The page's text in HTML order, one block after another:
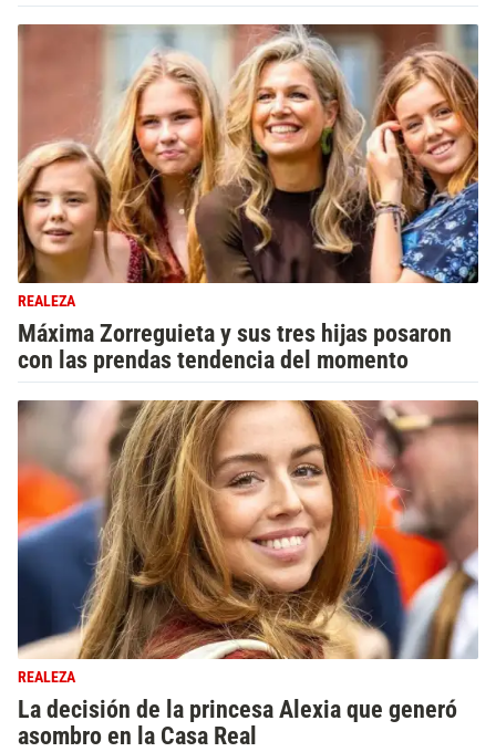
REALEZA
Máxima Zorreguieta y sus tres hijas posaron
con las prendas tendencia del momento
REALEZA
La decisión de la princesa Alexia que generó
asombro en la Casa Real